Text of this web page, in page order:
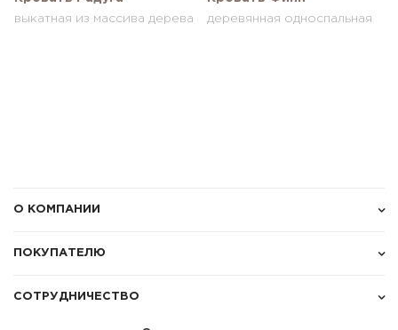
выкатная из массива дерева
деревянная односпальная
О КОМПАНИИ
ПОКУПАТЕЛЮ
СОТРУДНИЧЕСТВО